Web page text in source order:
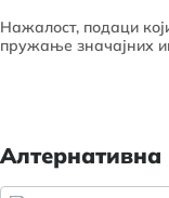
Нажалост, подаци
пружање значајних